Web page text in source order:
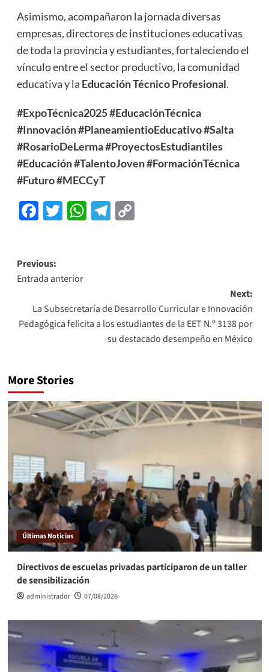
Asimismo, acompañaron la jornada diversas
empresas, directores de instituciones educativas
de toda la provincia y estudiantes, fortaleciendo el
vínculo entre el sector productivo, la comunidad
educativa y la Educación Técnico Profesional.
#ExpoTécnica2025#EducaciónTécnica
#Innovación#PlaneamientioEducativo#Salta
#RosarioDeLerma#ProyectosEstudiantiles
#Educación#TalentoJoven#FormaciónTécnica
#Futuro#MECCyT
Facebook
Twitter
WhatsApp
Telegram
Copy
Previous:
Entrada anterior
Next:
La Subsecretaría de Desarrollo Curricular e Innovación
Pedagógica felicita a los estudiantes de la EET N.º 3138 por
su destacado desempeño en México
More Stories
Últimas Noticias
Directivos de escuelas privadas participaron de un taller
de sensibilización
administrador 07/08/2026